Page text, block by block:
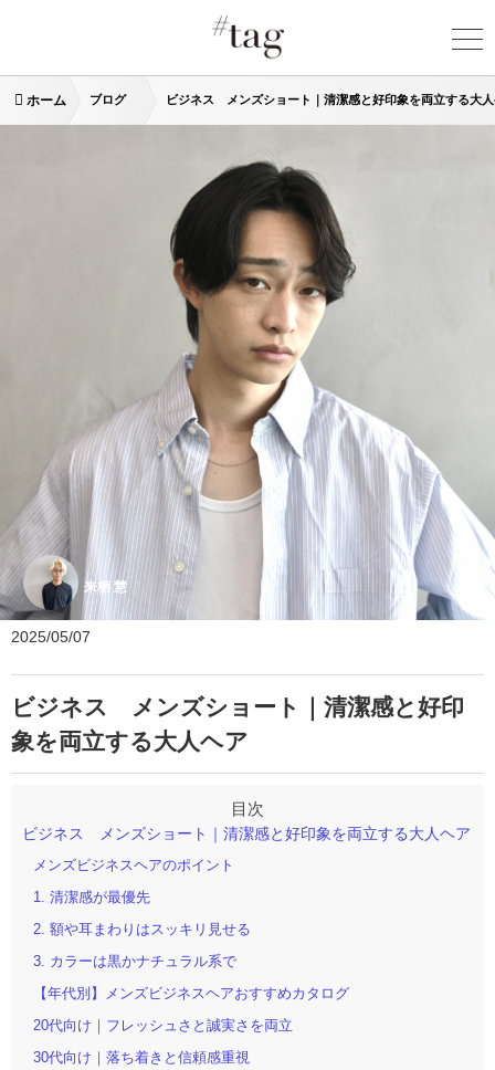
ホーム ブログ ビジネス メンズショート｜清潔感と好印象を両立する大
来栖 慧
2025/05/07
ビジネス メンズショート｜清潔感と好印
象を両立する大人ヘア
ビジネス メンズショート｜清潔感と好印象を両立する大人ヘア
メンズビジネスヘアのポイント
1. 清潔感が最優先
2. 額や耳まわりはスッキリ見せる
3. カラーは黒かナチュラル系で
【年代別】メンズビジネスヘアおすすめカタログ
20代向け｜フレッシュさと誠実さを両立
30代向け｜落ち着きと信頼感重視